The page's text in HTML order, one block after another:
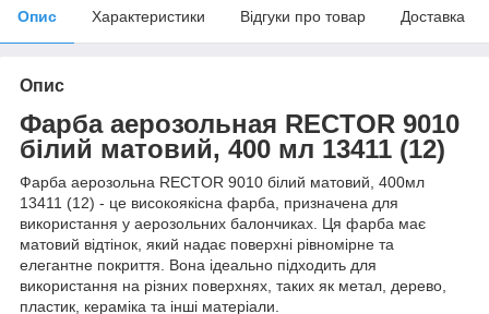
Опис Характеристики Відгуки про товар Доставка
Опис
Фарба аерозольная RECTOR 9010
білий матовий, 400 мл 13411 (12)
Фарба аерозольна RECTOR 9010 білий матовий, 400мл
13411 (12) - це високоякісна фарба, призначена для
використання у аерозольних балончиках. Ця фарба має
матовий відтінок, який надає поверхні рівномірне та
елегантне покриття. Вона ідеально підходить для
використання на різних поверхнях, таких як метал, дерево,
пластик, кераміка та інші матеріали.